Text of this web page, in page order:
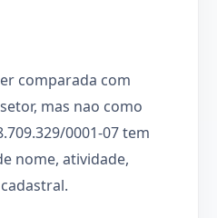
comparada com
mas nao como
0001-07 tem
nome, atividade,